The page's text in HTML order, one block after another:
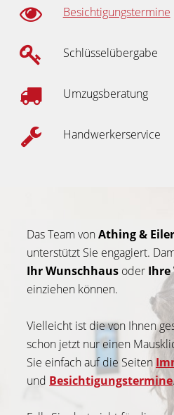
Besichtigungstermine
Schlüsselübergabe
Umzugsberatung
Handwerkerservice
Das Team vonAthing &
unterstützt Sie engagiert.
Ihr Wunschhaus oder Ihre
einziehen können.
Vielleicht ist die von Ihnen
schon jetzt nur einen
Sie einfach auf die Seiten
und Besichtigungstermine.